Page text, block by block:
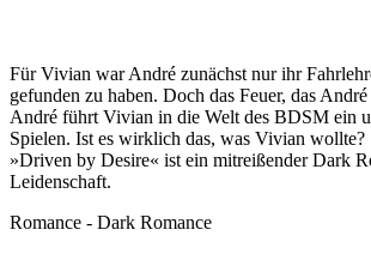
Für Vivian war André zunächst nur ihr
gefunden zu haben. Doch das Feuer, das
André führt Vivian in die Welt des BDSM ein
Spielen. Ist es wirklich das, was Vivian wollte?
»Driven by Desire« ist ein mitreißender Dark
Leidenschaft.
Romance - Dark Romance